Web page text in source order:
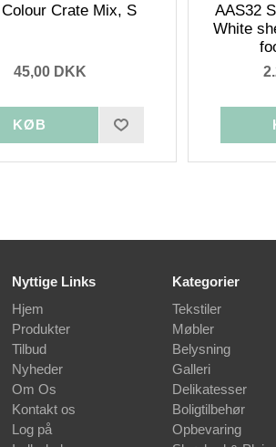
Colour Crate Mix, S
45,00 DKK
AAS32
White
Nyttige Links
Hjem
Produkter
Tilbud
Nyheder
Om Os
Kontakt os
Log på
Kategorier
Tekstiler
Møbler
Belysning
Galleri
Delikatesser
Boligtilbehør
Opbevaring